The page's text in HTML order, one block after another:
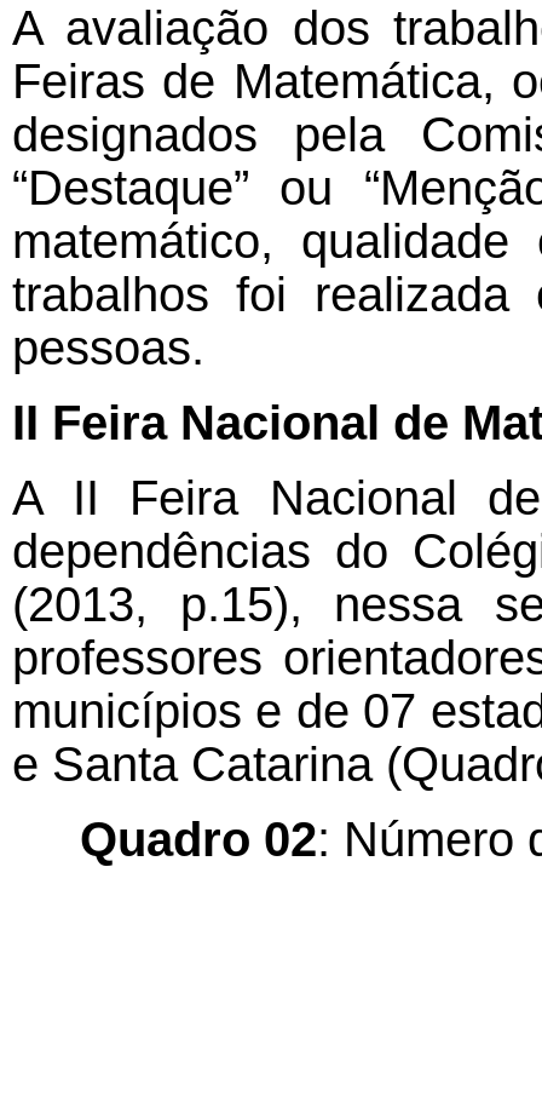
A avaliação dos
Feiras de Matemática,
designados pela
“Destaque” ou
matemático,
trabalhos foi
pessoas.
II Feira Nacional de
A II Feira Nacional
dependências do
(2013, p.15), nessa
professores
municípios e de 07
e Santa Catarina
Quadro 02: Número